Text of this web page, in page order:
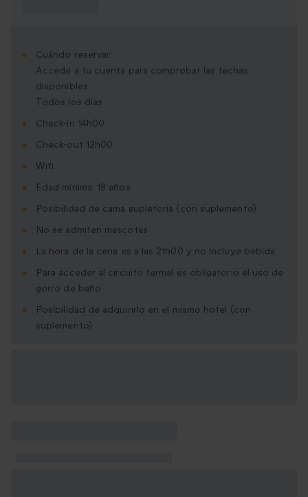
Cuándo reservar:
Accede a tu cuenta para comprobar las fechas
disponibles
Todos los días
Check-in 14h00
Check-out 12h00
Wifi
Edad mínima: 18 años
Posibilidad de cama supletoria (con suplemento)
No se admiten mascotas
La hora de la cena es a las 21h00 y no incluye bebida
Para acceder al circuito termal es obligatorio el uso de
gorro de baño
Posibilidad de adquirirlo en el mismo hotel (con
suplemento)